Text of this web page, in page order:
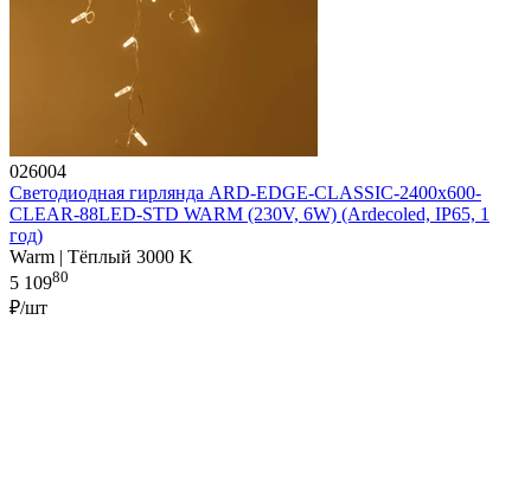
026004
Светодиодная гирлянда ARD-EDGE-CLASSIC-2400x600-
CLEAR-88LED-STD WARM (230V, 6W) (Ardecoled, IP65, 1
год)
Warm | Тёплый 3000 K
5 10980
₽/шт